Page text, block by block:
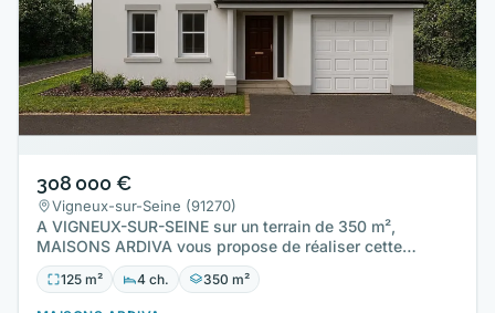
308 000 €
Vigneux-sur-Seine (91270)
A VIGNEUX-SUR-SEINE sur un terrain de 350 m²,
MAISONS ARDIVA vous propose de réaliser cette
maison neuve d'une surface…
125 m² 4 ch. 350 m²